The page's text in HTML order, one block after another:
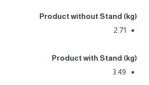
Product without Stand (kg)
2.71
Product with Stand (kg)
3.49